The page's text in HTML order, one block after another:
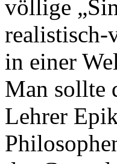
völlige
realistisch-
in einer
Man sollte
Lehrer